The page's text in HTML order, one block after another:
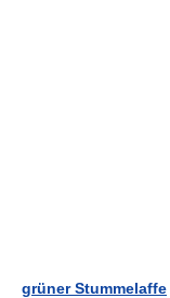
grüner Stummelaffe